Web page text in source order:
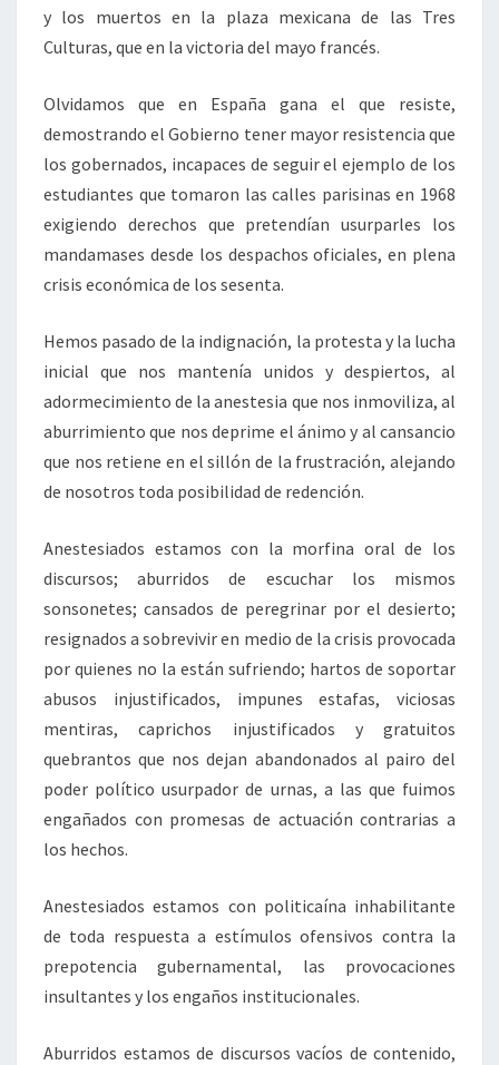
y los muertos en la plaza mexicana de las Tres
Culturas, que en la victoria del mayo francés.
Olvidamos que en España gana el que resiste,
demostrando el Gobierno tener mayor resistencia que
los gobernados, incapaces de seguir el ejemplo de los
estudiantes que tomaron las calles parisinas en 1968
exigiendo derechos que pretendían usurparles los
mandamases desde los despachos oficiales, en plena
crisis económica de los sesenta.
Hemos pasado de la indignación, la protesta y la lucha
inicial que nos mantenía unidos y despiertos, al
adormecimiento de la anestesia que nos inmoviliza, al
aburrimiento que nos deprime el ánimo y al cansancio
que nos retiene en el sillón de la frustración, alejando
de nosotros toda posibilidad de redención.
Anestesiados estamos con la morfina oral de los
discursos; aburridos de escuchar los mismos
sonsonetes; cansados de peregrinar por el desierto;
resignados a sobrevivir en medio de la crisis provocada
por quienes no la están sufriendo; hartos de soportar
abusos injustificados, impunes estafas, viciosas
mentiras, caprichos injustificados y gratuitos
quebrantos que nos dejan abandonados al pairo del
poder político usurpador de urnas, a las que fuimos
engañados con promesas de actuación contrarias a
los hechos.
Anestesiados estamos con politicaína inhabilitante
de toda respuesta a estímulos ofensivos contra la
prepotencia gubernamental, las provocaciones
insultantes y los engaños institucionales.
Aburridos estamos de discursos vacíos de contenido,